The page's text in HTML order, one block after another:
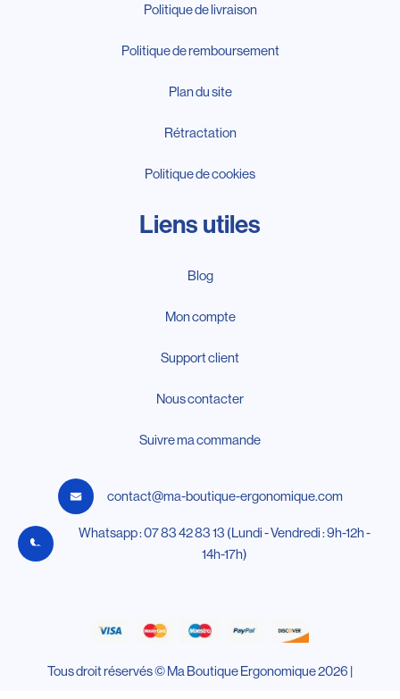
Politique de livraison
Politique de remboursement
Plan du site
Rétractation
Politique de cookies
Liens utiles
Blog
Mon compte
Support client
Nous contacter
Suivre ma commande
contact@ma-boutique-ergonomique.com
Whatsapp : 07 83 42 83 13 (Lundi - Vendredi : 9h-12h -
14h-17h)
Tous droit réservés © Ma Boutique Ergonomique 2026 |